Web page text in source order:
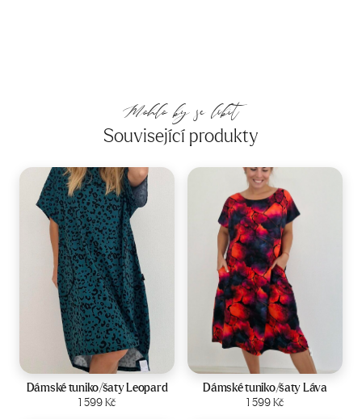
Mohlo by se líbit
Související produkty
Velikost:44-50
Dámské tuniko/šaty Leopard
1 599Kč
Zobrazit produkt
Velikost: 44-50
Dámské tuniko/šaty Láva
1 599Kč
Zobrazit produkt